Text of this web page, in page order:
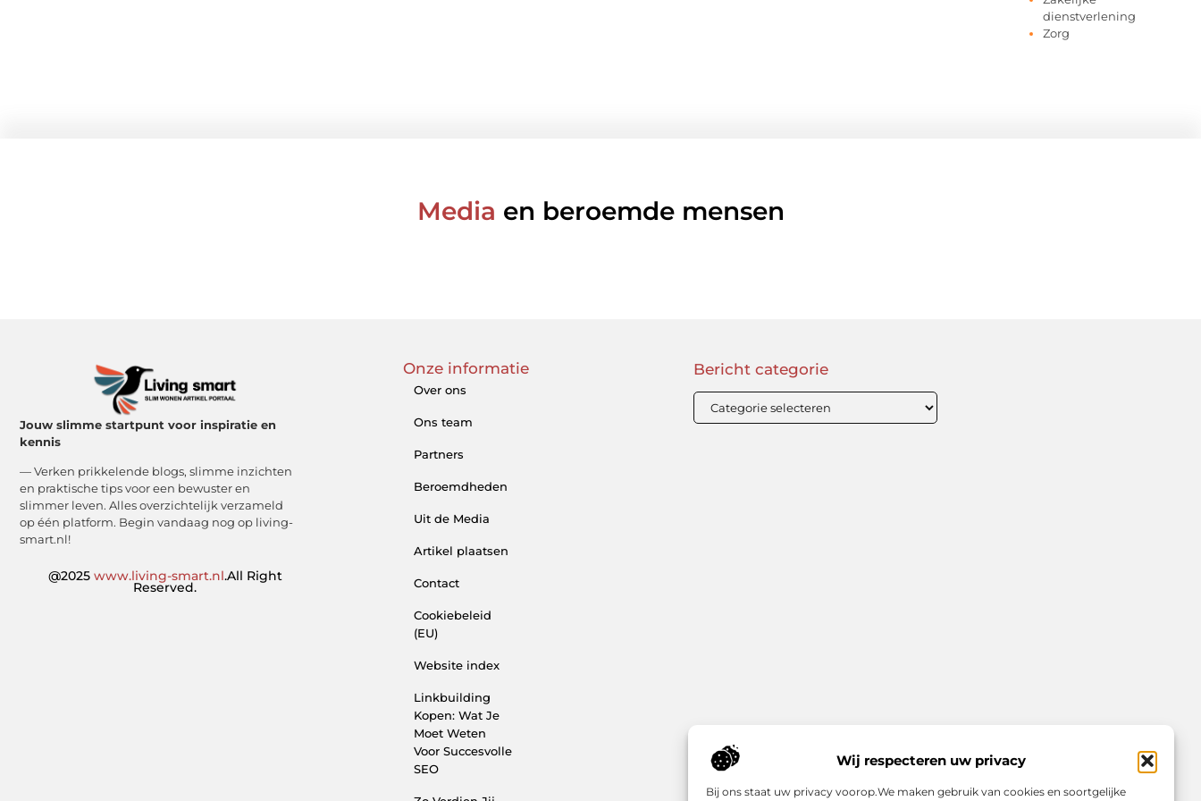
Wij respecteren uw privacy
Bij ons staat uw privacy voorop.We maken gebruik van cookies en soortgelijke
dienstverlening
Zorg
Media en beroemde mensen
Jouw slimme startpunt voor inspiratie en
kennis
— Verken prikkelende blogs, slimme inzichten
en praktische tips voor een bewuster en
slimmer leven. Alles overzichtelijk verzameld
op één platform. Begin vandaag nog op living-
smart.nl!
@2025 www.living-smart.nl.All Right
Reserved.
Onze informatie
Over ons
Ons team
Partners
Beroemdheden
Uit de Media
Artikel plaatsen
Contact
Cookiebeleid
(EU)
Website index
Linkbuilding
Kopen: Wat Je
Moet Weten
Voor Succesvolle
SEO
Bericht categorie